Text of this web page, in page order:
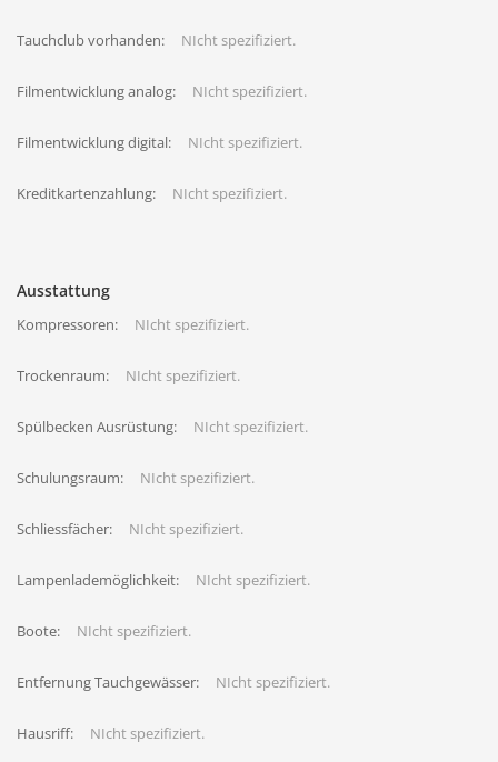
Tauchclub vorhanden: NIcht spezifiziert.
Filmentwicklung analog: NIcht spezifiziert.
Filmentwicklung digital: NIcht spezifiziert.
Kreditkartenzahlung: NIcht spezifiziert.
Ausstattung
Kompressoren: NIcht spezifiziert.
Trockenraum: NIcht spezifiziert.
Spülbecken Ausrüstung: NIcht spezifiziert.
Schulungsraum: NIcht spezifiziert.
Schliessfächer: NIcht spezifiziert.
Lampenlademöglichkeit: NIcht spezifiziert.
Boote: NIcht spezifiziert.
Entfernung Tauchgewässer: NIcht spezifiziert.
Hausriff: NIcht spezifiziert.